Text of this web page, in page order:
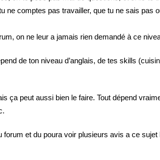
ne comptes pas travailler, que tu ne sais pas
on ne leur a jamais rien demandé à ce
de ton niveau d’anglais, de tes skills
ça peut aussi bien le faire. Tout dépend
forum et du poura voir plusieurs avis a ce sujet